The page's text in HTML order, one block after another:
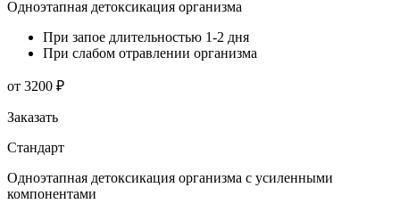
Одноэтапная детоксикация организма
При запое длительностью 1-2 дня
При слабом отравлении организма
от 3200 ₽
Заказать
Стандарт
Одноэтапная детоксикация организма с усиленными
компонентами